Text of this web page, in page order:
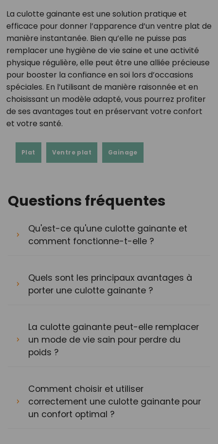
La culotte gainante est une solution pratique et
efficace pour donner l’apparence d’un ventre plat de
manière instantanée. Bien qu’elle ne puisse pas
remplacer une hygiène de vie saine et une activité
physique régulière, elle peut être une alliée précieuse
pour booster la confiance en soi lors d’occasions
spéciales. En l’utilisant de manière raisonnée et en
choisissant un modèle adapté, vous pourrez profiter
de ses avantages tout en préservant votre confort
et votre santé.
Plat Ventre plat Gainage
Questions fréquentes
Qu'est-ce qu'une culotte gainante et
comment fonctionne-t-elle ?
Quels sont les principaux avantages à
porter une culotte gainante ?
La culotte gainante peut-elle remplacer
un mode de vie sain pour perdre du
poids ?
Comment choisir et utiliser
correctement une culotte gainante pour
un confort optimal ?